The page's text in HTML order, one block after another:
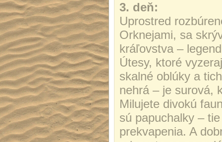
3. deň:
Uprostred
Orknejami, sa
kráľovstva –
Útesy, ktoré
skalné oblúky a
nehrá – je surová,
Milujete divokú
sú papuchalky –
prekvapenia. A